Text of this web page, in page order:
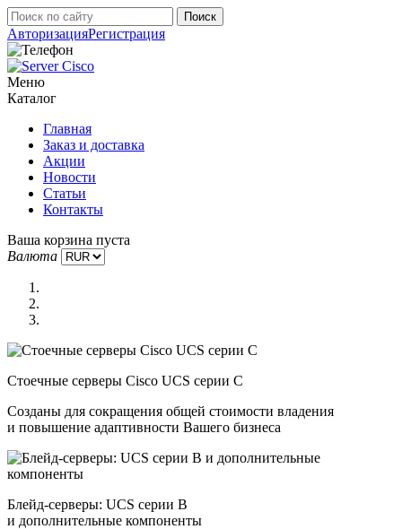
АвторизацияРегистрация
Меню
Каталог
Главная
Заказ и доставка
Акции
Новости
Статьи
Контакты
Ваша корзина пуста
Валюта
Стоечные серверы Cisco UCS серии C
Созданы для сокращения общей стоимости владения
и повышение адаптивности Вашего бизнеса
Блейд-серверы: UCS серии B
и дополнительные компоненты